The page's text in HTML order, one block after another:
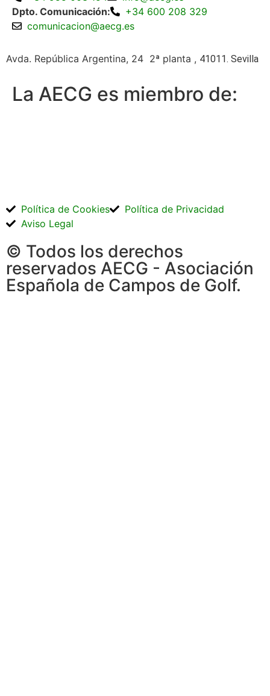
Dpto. Comunicación:
+34 600 208 329
comunicacion@aecg.es
Avda. República Argentina, 24 2ª planta , 41011. Sevilla
La AECG es miembro de:
© Todos los derechos
reservados AECG - Asociación
Española de Campos de Golf.
Política de Cookies
Política de Privacidad
Aviso Legal